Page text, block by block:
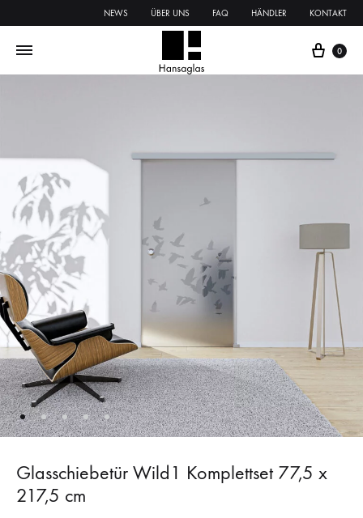
NEWS ÜBER UNS FAQ HÄNDLER KONTAKT
0
Glasschiebetür Wild1 Komplettset 77,5 x
217,5 cm